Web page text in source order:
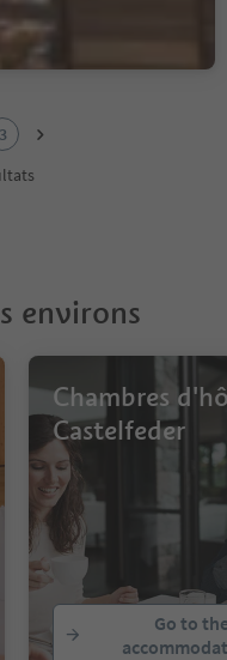
3
environs
Chambres
Castelfeder
Go to